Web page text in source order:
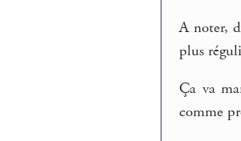
A noter,
plus
Ça va
comme